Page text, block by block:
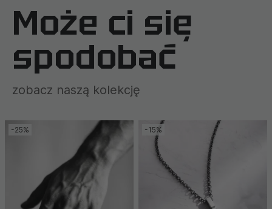
Może ci się
spodobać
zobacz naszą kolekcję
-25% -15%